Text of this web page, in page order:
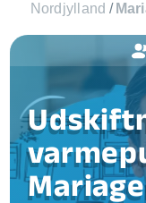
Nordjylland /